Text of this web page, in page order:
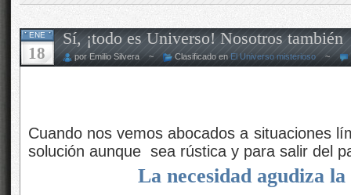
ENE
18
Sí, ¡todo es Universo! Nosotros también
por Emilio Silvera ~ Clasificado en El Universo misterioso ~
Cuando nos vemos abocados a situaciones
solución aunque sea rústica y para salir del
La necesidad agudiza